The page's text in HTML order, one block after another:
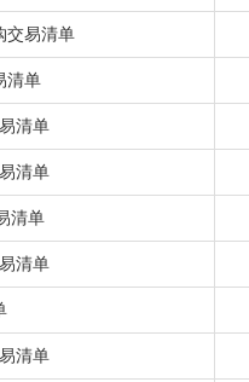
交易清单
清单
清单
清单
清单
清单
清单